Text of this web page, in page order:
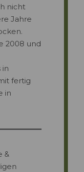
nicht
Jahre
2008 und
in
fertig
in
&